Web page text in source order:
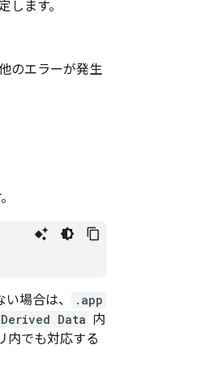
します。
のエラーが発生
場合は、 .app
Derived Data 内
内でも対応する